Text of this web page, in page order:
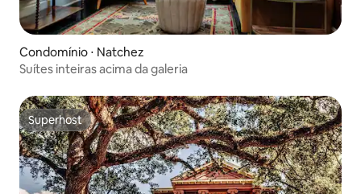
Condomínio ⋅ Natchez
Suítes inteiras acima da galeria
Superhost
Superhost